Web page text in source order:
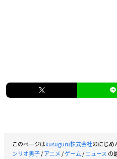
このページはkusuguru株式会社のにじめ
ンリオ男子/アニメ/ゲーム/ニュース の